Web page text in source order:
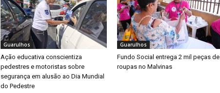
Guarulhos
Ação educativa conscientiza
pedestres e motoristas sobre
segurança em alusão ao Dia Mundial
do Pedestre
Guarulhos
Fundo Social entrega 2 mil peças de
roupas no Malvinas